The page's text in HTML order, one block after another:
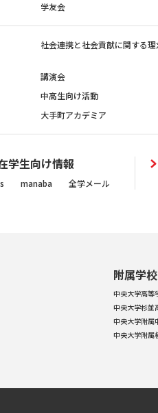
学友会
社会連携と社会貢献に関する理
講演会
中高生向け活動
大手町アカデミア
学生向け情報
manaba 全学メール
附属学
中央大学高等
中央大学杉並
中央大学附属
中央大学附属